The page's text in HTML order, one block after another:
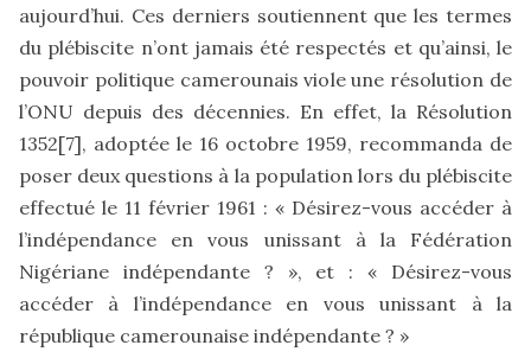
aujourd’hui. Ces derniers soutiennent que les termes
du plébiscite n’ont jamais été respectés et qu’ainsi, le
pouvoir politique camerounais viole une résolution de
l’ONU depuis des décennies. En effet, la Résolution
1352[7], adoptée le 16 octobre 1959, recommanda de
poser deux questions à la population lors du plébiscite
effectué le 11 février 1961 : « Désirez-vous accéder à
l’indépendance en vous unissant à la Fédération
Nigériane indépendante ? », et : « Désirez-vous
accéder à l’indépendance en vous unissant à la
république camerounaise indépendante ? »